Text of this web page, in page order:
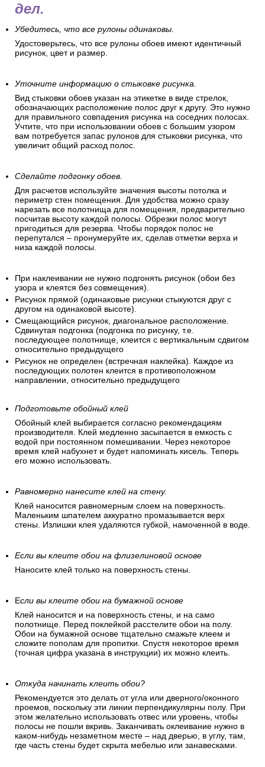
Когда стены подготовлены и
проверены, а обои куплены,
вам предстоит еще несколько
Убедитесь, что все рулоны одинаковы.
Удостоверьтесь, что все рулоны обоев имеют идентичный
рисунок, цвет и размер.
Уточните информацию о стыковке рисунка.
обозначающих расположение полос друг к другу. Это нужно
для правильного совпадения рисунка на соседних полосах.
Учтите, что при использовании обоев с большим узором
вам потребуется запас рулонов для стыковки рисунка, что
увеличит общий расход полос.
Сделайте подгонку обоев.
Для расчетов используйте значения высоты потолка и
нарезать все полотнища для помещения, предварительно
посчитав высоту каждой полосы. Обрезки полос могут
пригодиться для резерва. Чтобы порядок полос не
перепутался – пронумеруйте их, сделав отметки верха и
низа каждой полосы.
При наклеивании не нужно подгонять рисунок (обои без
узора и клеятся без совмещения).
Рисунок прямой (одинаковые рисунки стыкуются друг с
другом на одинаковой высоте).
Смещающийся рисунок, диагональное расположение.
последующее полотнище, клеится с вертикальным сдвигом
относительно предыдущего
Рисунок не определен (встречная наклейка). Каждое из
последующих полотен клеится в противоположном
направлении, относительно предыдущего
Обойный клей выбирается согласно рекомендациям
производителя. Клей медленно засыпается в емкость с
водой при постоянном помешивании. Через некоторое
время клей набухнет и будет напоминать кисель. Теперь
его можно использовать.
Равномерно нанесите клей на стену.
Клей наносится равномерным слоем на поверхность.
Если вы клеите обои на флизелиновой основе
Наносите клей только на поверхность стены.
Клей наносится и на поверхность стены, и на само
полотнище. Перед поклейкой расстелите обои на полу.
Обои на бумажной основе тщательно смажьте клеем и
сложите пополам для пропитки. Спустя некоторое время
(точная цифра указана в инструкции) их можно клеить.
Откуда начинать клеить обои?